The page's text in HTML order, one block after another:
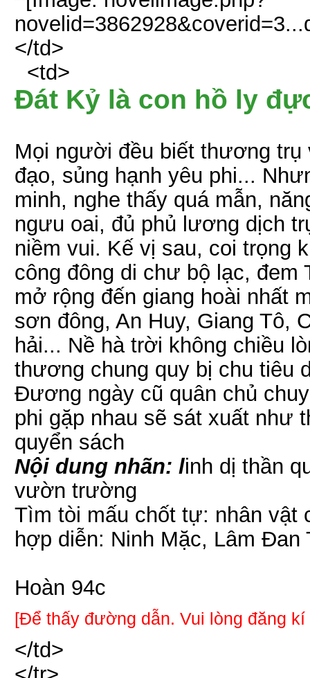
</td>
<td>
Đát Kỷ là con hồ ly
Mọi người đều biết thương
đạo, sủng hạnh yêu phi...
minh, nghe thấy quá mẫn,
ngưu oai, đủ phủ lương dịch
niềm vui. Kế vị sau, coi trọng
công đông di chư bộ lạc, đem
mở rộng đến giang hoài nhất
sơn đông, An Huy, Giang Tô,
hải... Nề hà trời không chiều
thương chung quy bị chu tiêu
Đương ngày cũ quân chủ
phi gặp nhau sẽ sát xuất như
quyển sách
Nội dung nhãn: linh dị thần
vườn trường
Tìm tòi mấu chốt tự: nhân vật
hợp diễn: Ninh Mặc, Lâm Đan
Hoàn 94c
[Để thấy đường dẫn. Vui lòng đăng
</td>